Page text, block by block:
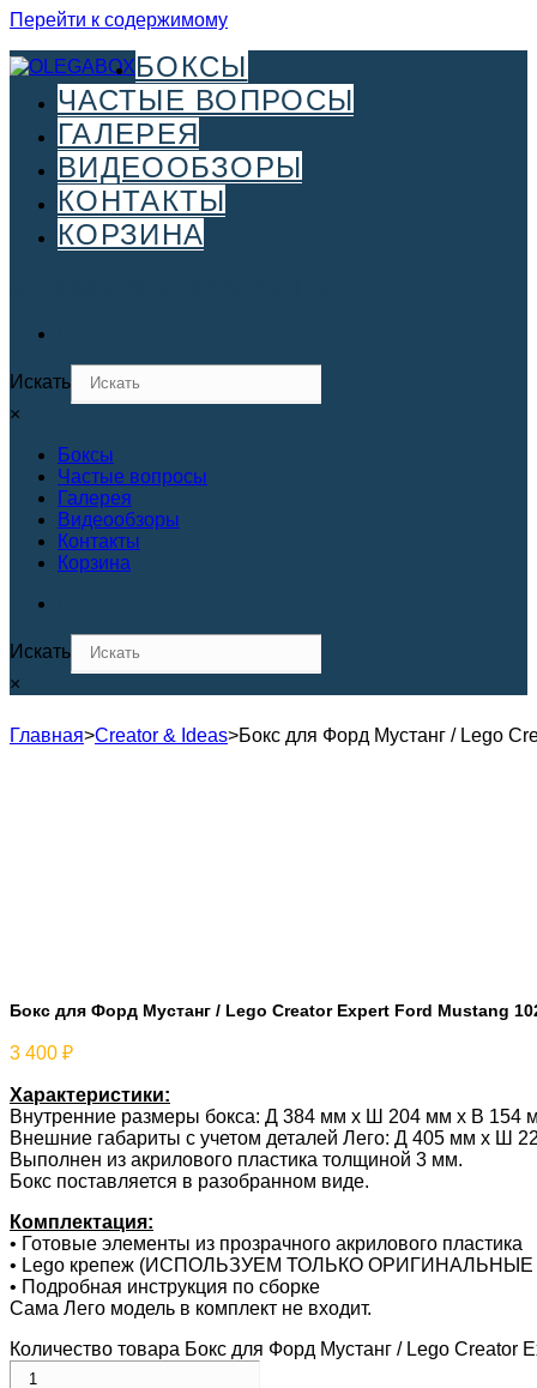
Перейти к содержимому
БОКСЫ
ЧАСТЫЕ ВОПРОСЫ
ГАЛЕРЕЯ
ВИДЕООБЗОРЫ
КОНТАКТЫ
КОРЗИНА
Искать
×
Боксы
Частые вопросы
Галерея
Видеообзоры
Контакты
Корзина
Искать
×
Главная>Creator & Ideas>Бокс для Форд Мустанг / Lego
Бокс для Форд Мустанг / Lego Creator Expert Ford Mustang
3 400 ₽
Характеристики:
Внутренние размеры бокса: Д 384 мм x Ш 204 мм x В 154
Внешние габариты с учетом деталей Лего: Д 405 мм х Ш
Выполнен из акрилового пластика толщиной 3 мм.
Бокс поставляется в разобранном виде.
Комплектация:
• Готовые элементы из прозрачного акрилового пластика
• Lego крепеж (ИСПОЛЬЗУЕМ ТОЛЬКО
• Подробная инструкция по сборке
Сама Лего модель в комплект не входит.
Количество товара Бокс для Форд Мустанг / Lego Creator